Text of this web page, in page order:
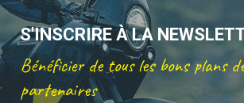
S'INSCRIRE À LA
Bénéficier de tous les bons plans
partenaires